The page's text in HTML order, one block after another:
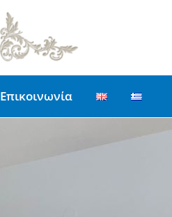
Επικοινωνία